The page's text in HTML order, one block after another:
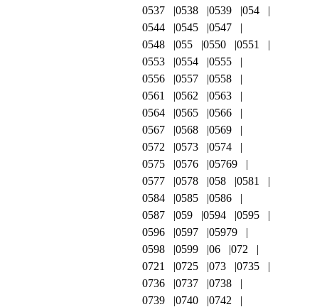
0537
0538 0539
054
0544
0545
0547
0548
055 0550
0551
0553
0554
0555
0556
0557
0558
0561
0562
0563
0564
0565
0566
0567
0568
0569
0572
0573
0574
0575
0576
05769
0577
0578 058
0581
0584
0585
0586
0587
059 0594
0595
0596
0597
05979
0598
0599 06
072
0721
0725 073
0735
0736
0737
0738
0739
0740
0742